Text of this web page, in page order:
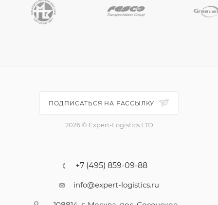
ПОДПИСАТЬСЯ НА РАССЫЛКУ
2026 © Expert-Logistics LTD
+7 (495) 859-09-88
info@expert-logistics.ru